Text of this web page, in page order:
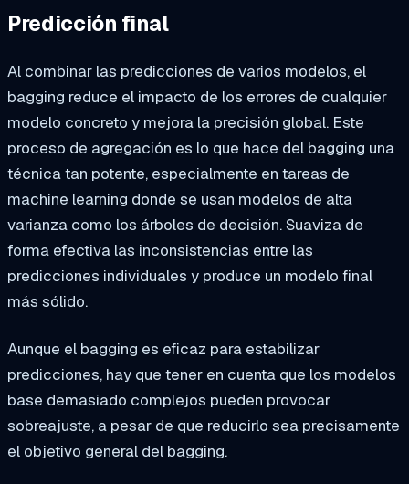
Predicción final
Al combinar las predicciones de varios modelos, el
bagging reduce el impacto de los errores de cualquier
modelo concreto y mejora la precisión global. Este
proceso de agregación es lo que hace del bagging una
técnica tan potente, especialmente en tareas de
machine learning donde se usan modelos de alta
varianza como los árboles de decisión. Suaviza de
forma efectiva las inconsistencias entre las
predicciones individuales y produce un modelo final
más sólido.
Aunque el bagging es eficaz para estabilizar
predicciones, hay que tener en cuenta que los modelos
base demasiado complejos pueden provocar
sobreajuste, a pesar de que reducirlo sea precisamente
el objetivo general del bagging.